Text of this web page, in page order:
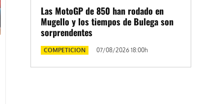
Las MotoGP de 850 han rodado en
Mugello y los tiempos de Bulega son
sorprendentes
COMPETICION 07/08/2026 18:00h